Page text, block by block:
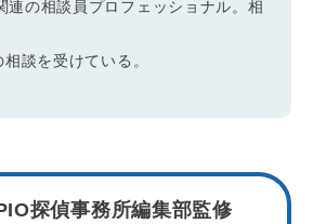
連の相談員プロフェッショナル。相
談を受けている。
探偵事務所編集部監修